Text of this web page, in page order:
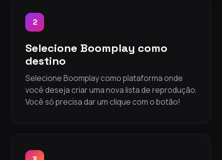
2
Selecione Boomplay como
destino
Selecione Boomplay como plataforma onde
você deseja criar uma nova lista de reprodução.
Você só precisa dar um clique com o botão!